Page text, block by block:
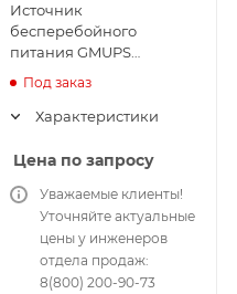
Источник
бесперебойного
питания GMUPS
Под заказ
Характеристики
Цена по запросу
Уважаемые клиенты!
Уточняйте актуальные
цены у инженеров
отдела продаж:
8(800) 200-90-73